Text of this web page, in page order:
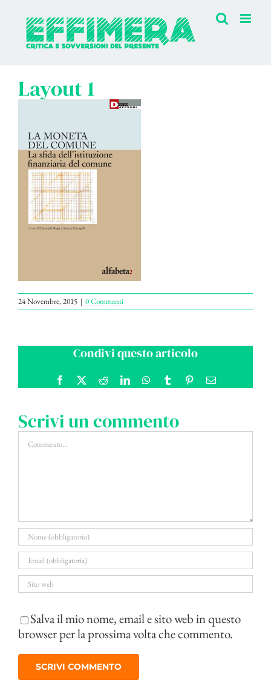
contenuto
Layout 1
24 Novembre, 2015 | 0 Commenti
Condivi questo articolo
Facebook RedditLinkedInWhatsApp
Tumblr PinterestEmail
Scrivi un commento
Commento
Salva il mio nome, email e sito web in questo
browser per la prossima volta che commento.